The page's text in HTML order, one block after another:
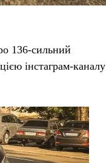
136-сильний
інстаграм-каналу